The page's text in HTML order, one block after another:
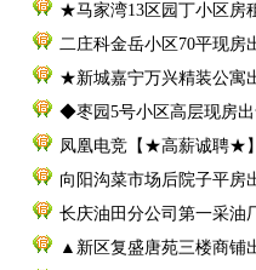
★马家湾13区园丁小区房
二庄科金岳小区70平现房
★新城嘉宁万兴精装公寓
◆枣园5号小区高层现房
凤凰电竞【★高薪诚聘★
向阳沟菜市场后院子平房
长庆油田分公司第一采油
▲新区复盛唐苑三楼商铺